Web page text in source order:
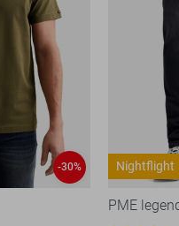
-30% Nightflight
PME